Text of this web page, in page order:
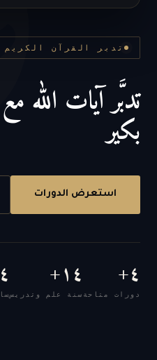
تدبر القرآن الكريم
تدبَّر آيات الله
بكير
استعرض الدورات
٤+
دورات متاحة
١٤+
سنة علم وتدريس